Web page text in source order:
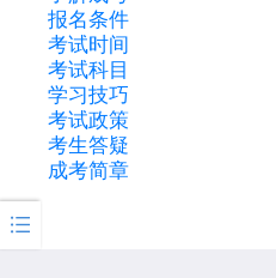
报名条件
考试时间
考试科目
学习技巧
考试政策
考生答疑
成考简章
